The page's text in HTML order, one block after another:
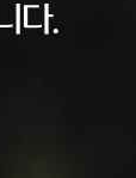
다.